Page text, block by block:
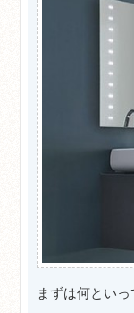
まずは何とい